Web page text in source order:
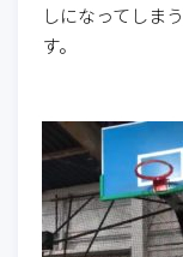
しになってしま
す。